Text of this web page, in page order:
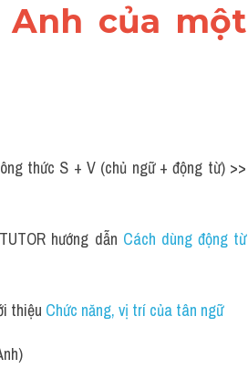
của một
thức S + V (chủ ngữ + động từ) >>
hướng dẫn Cách dùng động từ
thiệu Chức năng, vị trí của tân ngữ